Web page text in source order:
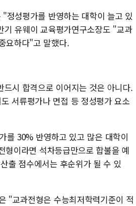
정성평가를 반영하는 대학이 늘고 있
유웨이 교육평가연구소장도 "교과
요하다"고 말했다.
시 합격으로 이어지는 것은 아니다.
서류평가나 면접 등 정성평가 요소
를 30% 반영하고 있고 많은 대학이
이라면 석차등급만으로 합불을 예
출 점수에서는 후순위가 될 수 있
"교과전형은 수능최저학력기준이 적